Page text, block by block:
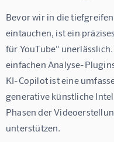
Bevor wir in die
eintauchen, ist ein
für YouTube"
einfachen Analyse-
KI-Copilot ist eine
generative künstliche
Phasen der
unterstützen.